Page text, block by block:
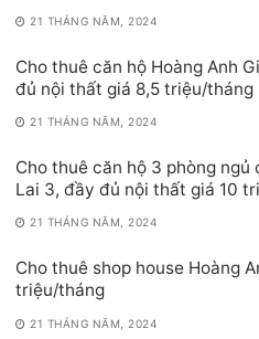
21 THÁNG NĂM, 2024
Cho thuê căn hộ Hoàng Anh
đủ nội thất giá 8,5 triệu/tháng
21 THÁNG NĂM, 2024
Cho thuê căn hộ 3 phòng ngủ
Lai 3, đầy đủ nội thất giá 10
21 THÁNG NĂM, 2024
Cho thuê shop house Hoàng
triệu/tháng
21 THÁNG NĂM, 2024